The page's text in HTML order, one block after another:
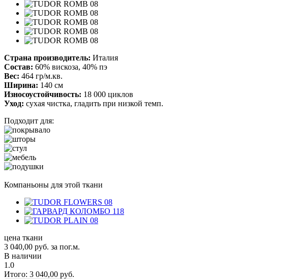
Страна производитель: Италия
Состав: 60% вискоза, 40% пэ
Вес: 464 гр/м.кв.
Ширина: 140 см
Износоустойчивость: 18 000 циклов
Уход: сухая чистка, гладить при низкой темп.
Подходит для:
Компаньоны для этой ткани
цена ткани
3 040,00 руб. за пог.м.
В наличии
1.0
Итого: 3 040,00 руб.